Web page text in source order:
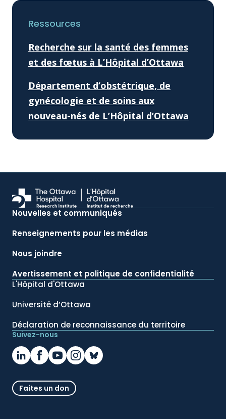
Ressources
Recherche sur la santé des femmes
et des fœtus à L’Hôpital d’Ottawa
Département d’obstétrique, de
gynécologie et de soins aux
nouveau-nés de L’Hôpital d’Ottawa
Nouvelles et communiqués
Renseignements pour les médias
Nous joindre
Avertissement et politique de confidentialité
L'Hôpital d'Ottawa
Université d’Ottawa
Déclaration de reconnaissance du territoire
Suivez-nous
Faites un don